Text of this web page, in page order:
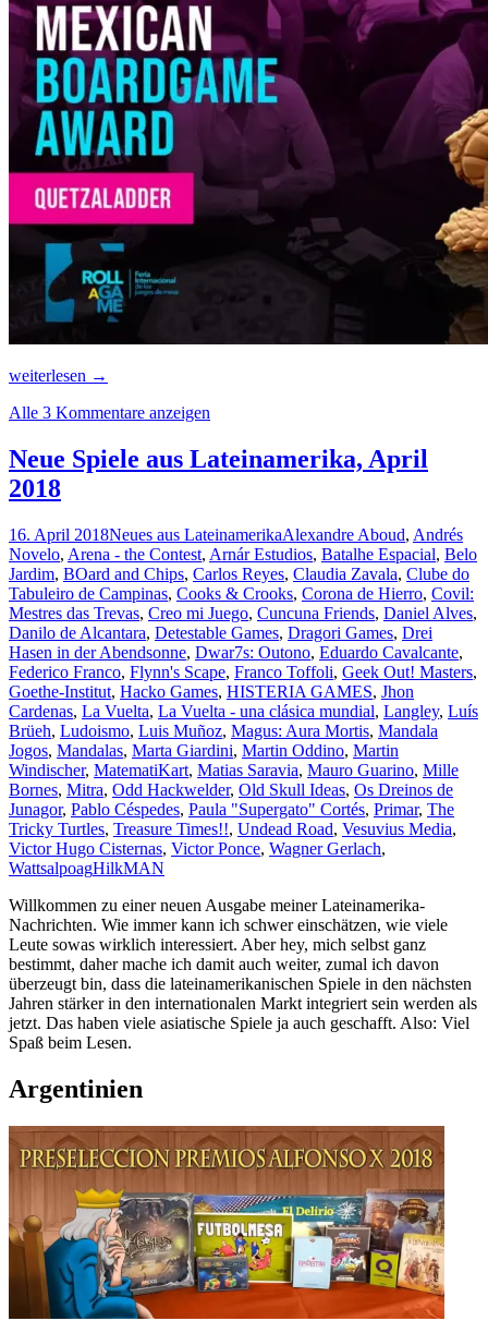
Von
Leitern
RAGE
weiterlesen →
Alle 3 Kommentare anzeigen
Neue Spiele aus Lateinamerika, April
2018
16. April 2018Neues aus LateinamerikaAlexandre Aboud, Andrés
Novelo, Arena - the Contest, Arnár Estudios, Batalhe Espacial, Belo
Jardim, BOard and Chips, Carlos Reyes, Claudia Zavala, Clube do
Tabuleiro de Campinas, Cooks & Crooks, Corona de Hierro, Covil:
Mestres das Trevas, Creo mi Juego, Cuncuna Friends, Daniel Alves,
Danilo de Alcantara, Detestable Games, Dragori Games, Drei
Hasen in der Abendsonne, Dwar7s: Outono, Eduardo Cavalcante,
Federico Franco, Flynn's Scape, Franco Toffoli, Geek Out! Masters,
Goethe-Institut, Hacko Games, HISTERIA GAMES, Jhon
Cardenas, La Vuelta, La Vuelta - una clásica mundial, Langley, Luís
Brüeh, Ludoismo, Luis Muñoz, Magus: Aura Mortis, Mandala
Jogos, Mandalas, Marta Giardini, Martin Oddino, Martin
Windischer, MatematiKart, Matias Saravia, Mauro Guarino, Mille
Bornes, Mitra, Odd Hackwelder, Old Skull Ideas, Os Dreinos de
Junagor, Pablo Céspedes, Paula "Supergato" Cortés, Primar, The
Tricky Turtles, Treasure Times!!, Undead Road, Vesuvius Media,
Victor Hugo Cisternas, Victor Ponce, Wagner Gerlach,
WattsalpoagHilkMAN
Willkommen zu einer neuen Ausgabe meiner Lateinamerika-
Nachrichten. Wie immer kann ich schwer einschätzen, wie viele
Leute sowas wirklich interessiert. Aber hey, mich selbst ganz
bestimmt, daher mache ich damit auch weiter, zumal ich davon
überzeugt bin, dass die lateinamerikanischen Spiele in den nächsten
Jahren stärker in den internationalen Markt integriert sein werden als
jetzt. Das haben viele asiatische Spiele ja auch geschafft. Also: Viel
Spaß beim Lesen.
Argentinien